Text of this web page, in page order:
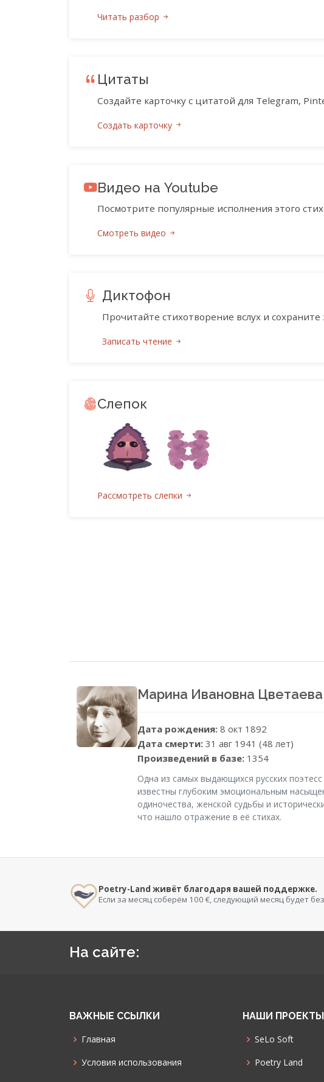
Читать разбор
Цитаты
Создайте карточку с цитатой для Telegram,
Создать карточку
Видео на Youtube
Посмотрите популярные исполнения этого
Смотреть видео
Диктофон
Прочитайте стихотворение вслух и сохраните
Записать чтение
Слепок
Рассмотреть слепки
Марина Ивановна Цветаева
Дата рождения: 8 окт 1892
Дата смерти: 31 авг 1941 (48 лет)
Произведений в базе: 1354
Одна из самых выдающихся русских
известны глубоким эмоциональным
одиночества, женской судьбы и
что нашло отражение в её стихах.
Poetry-Land живёт благодаря вашей поддержке.
Если за месяц соберём 100 €, следующий месяц будет
На сайте:
ВАЖНЫЕ ССЫЛКИ
Главная
Условия использования
НАШИ ПРОЕКТЫ
SeLo Soft
Poetry Land